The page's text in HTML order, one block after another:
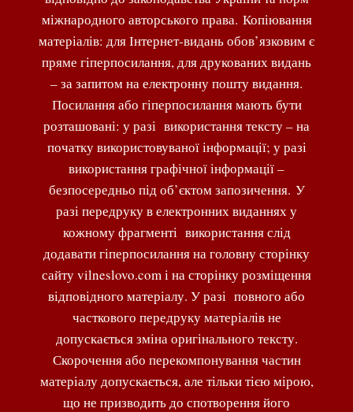
міжнародного авторського права. Копіювання
матеріалів: для Інтернет-видань обов’язковим є
пряме гіперпосилання, для друкованих видань
– за запитом на електронну пошту видання.
Посилання або гіперпосилання мають бути
розташовані: у разі використання тексту – на
початку використовуваної інформації; у разі
використання графічної інформації –
безпосередньо під об’єктом запозичення. У
разі передруку в електронних виданнях у
кожному фрагменті використання слід
додавати гіперпосилання на головну сторінку
сайту vilneslovo.com і на сторінку розміщення
відповідного матеріалу. У разі повного або
часткового передруку матеріалів не
допускається зміна оригінального тексту.
Скорочення або перекомпонування частин
матеріалу допускається, але тільки тією мірою,
що не призводить до спотворення його